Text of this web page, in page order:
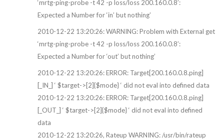
‘mrtg-ping-probe -t 42 -p loss/loss 200.160.0.8’:
Expected a Number for ‘in’ but nothing’
2010-12-22 13:20:26: WARNING: Problem with External get
‘mrtg-ping-probe -t 42 -p loss/loss 200.160.0.8’:
Expected a Number for ‘out’ but nothing’
2010-12-22 13:20:26: ERROR: Target[200.160.0.8.ping]
[_IN_] ‘ $target->[2]{$mode} ‘ did not eval into defined data
2010-12-22 13:20:26: ERROR: Target[200.160.0.8.ping]
[_OUT_] ‘ $target->[2]{$mode} ‘ did not eval into defined
data
2010-12-22 13:20:26, Rateup WARNING: /usr/bin/rateup